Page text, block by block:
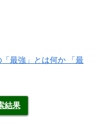
最強」とは何か 「最
結果